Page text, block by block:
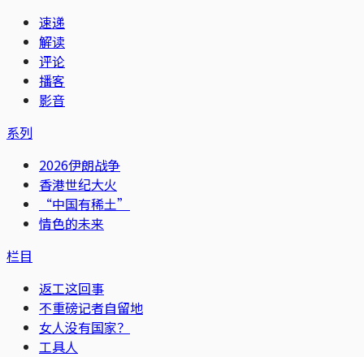
速递
解读
评论
播客
影音
系列
2026伊朗战争
香港世纪大火
“中国有稀土”
情色的未来
栏目
返工这回事
不重磅记者自留地
女人没有国家？
工具人